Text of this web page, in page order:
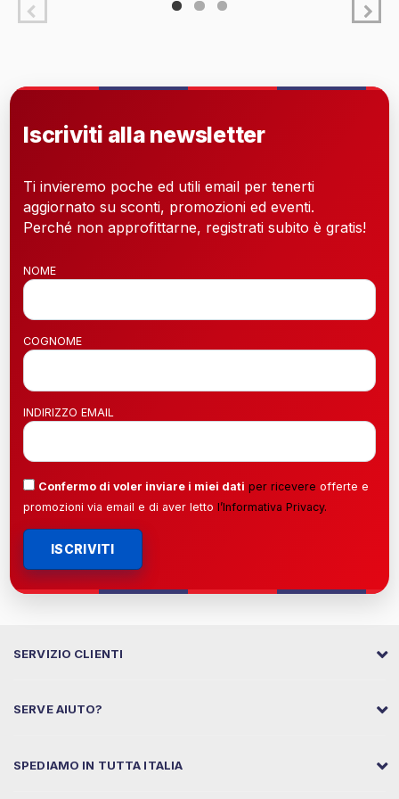
Iscriviti alla newsletter
Ti invieremo poche ed utili email per tenerti
aggiornato su sconti, promozioni ed eventi.
Perché non approfittarne, registrati subito è gratis!
NOME
COGNOME
INDIRIZZO EMAIL
Confermo di voler inviare i miei dati per ricevere offerte e
promozioni via email e di aver letto l’Informativa Privacy.
ISCRIVITI
SERVIZIO CLIENTI
SERVE AIUTO?
SPEDIAMO IN TUTTA ITALIA